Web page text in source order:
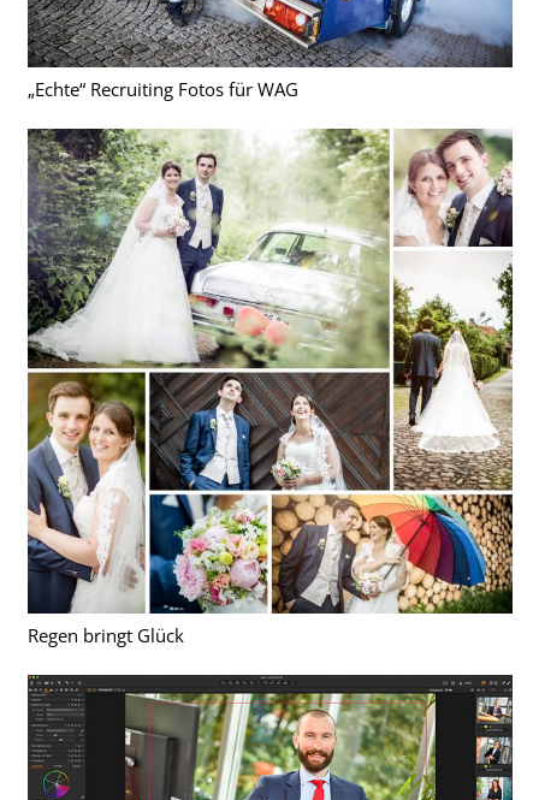
„Echte“ Recruiting Fotos für WAG
Regen bringt Glück